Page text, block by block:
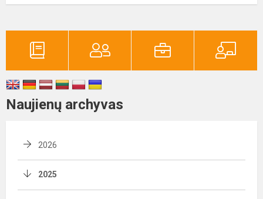
Naujienų archyvas
2026
2025